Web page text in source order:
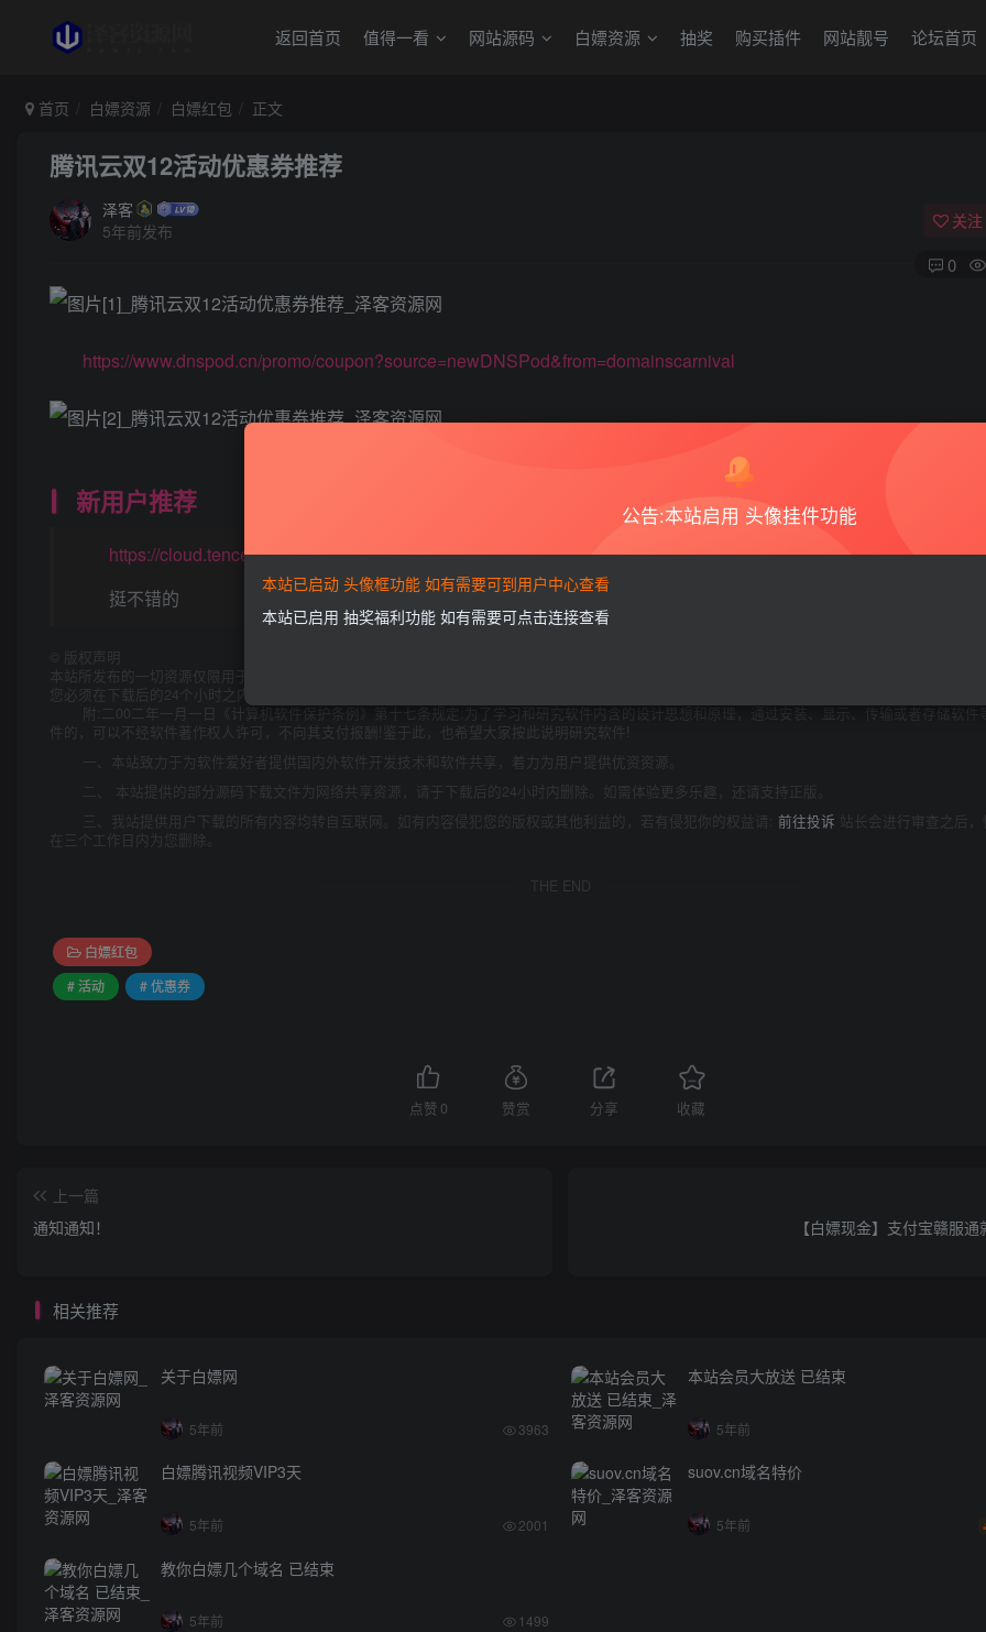
返回首页 值得一看 网站源码 白嫖资源 抽奖 购买插件 网站靓号 论坛首页
首页 白嫖资源 白嫖红包 正文
腾讯云双12活动优惠券推荐
泽客
5年前发布
关注
0
https://www.dnspod.cn/promo/coupon?source=newDNSPod&from=domainscarnival
新用户推荐
https://cloud.tencent.com/act/domainsales?from=11675
挺不错的
版权声明
本站所发布的一切资源仅限用于学习和研究目的;不得将上述内容用于商业或者非法用途，否则，一切后果请用户自负。本站信息来自网络，版权争
您必须在下载后的24个小时之内，从您的电脑中彻底删除上述内容。如果您喜欢该程序，请支持正版软件，购买注册，得到更好的正版服务。
附:二00二年一月一日《计算机软件保护条例》第十七条规定:为了学习和研究软件内含的设计思想和原理，通过安装、显示、传输或者存储软件
件的，可以不经软件著作权人许可，不向其支付报酬!鉴于此，也希望大家按此说明研究软件!
一、本站致力于为软件爱好者提供国内外软件开发技术和软件共享，着力为用户提供优资资源。
二、 本站提供的部分源码下载文件为网络共享资源，请于下载后的24小时内删除。如需体验更多乐趣，还请支持正版。
三、我站提供用户下载的所有内容均转自互联网。如有内容侵犯您的版权或其他利益的，若有侵犯你的权益请: 前往投诉 站长会进行审查之后
在三个工作日内为您删除。
THE END
白嫖红包
# 活动
# 优惠券
点赞 0 赞赏 分享 收藏
上一篇
通知通知！
【白嫖现金】支付宝赣服
相关推荐
关于白嫖网
5年前 3963
本站会员大放送 已结束
5年前
白嫖腾讯视频VIP3天
5年前 2001
suov.cn域名特价
5年前
教你白嫖几个域名 已结束
5年前 1499
公告:本站启用 头像挂件功能
本站已启动 头像框功能 如有需要可到用户中心查看
本站已启用 抽奖福利功能 如有需要可点击连接查看